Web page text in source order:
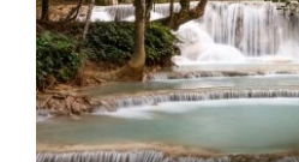
BUCEO
PLANIFICA TU VIAJE